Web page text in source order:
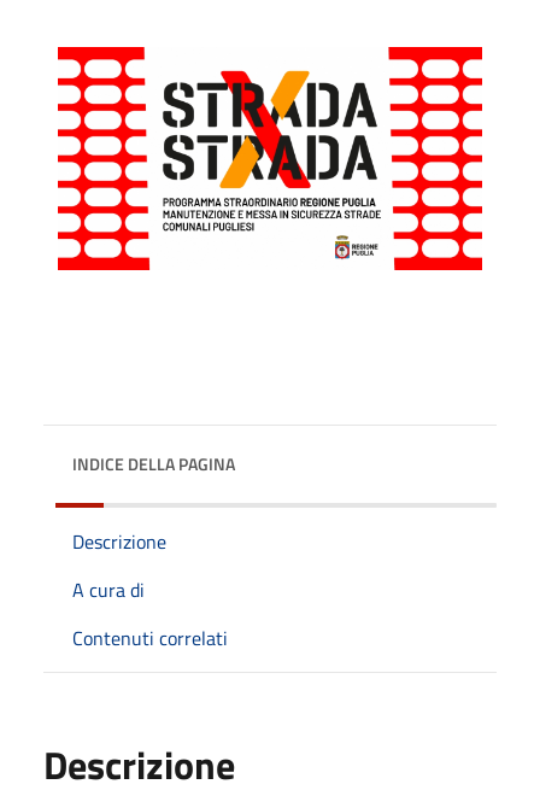
INDICE DELLA PAGINA
Descrizione
A cura di
Contenuti correlati
Descrizione